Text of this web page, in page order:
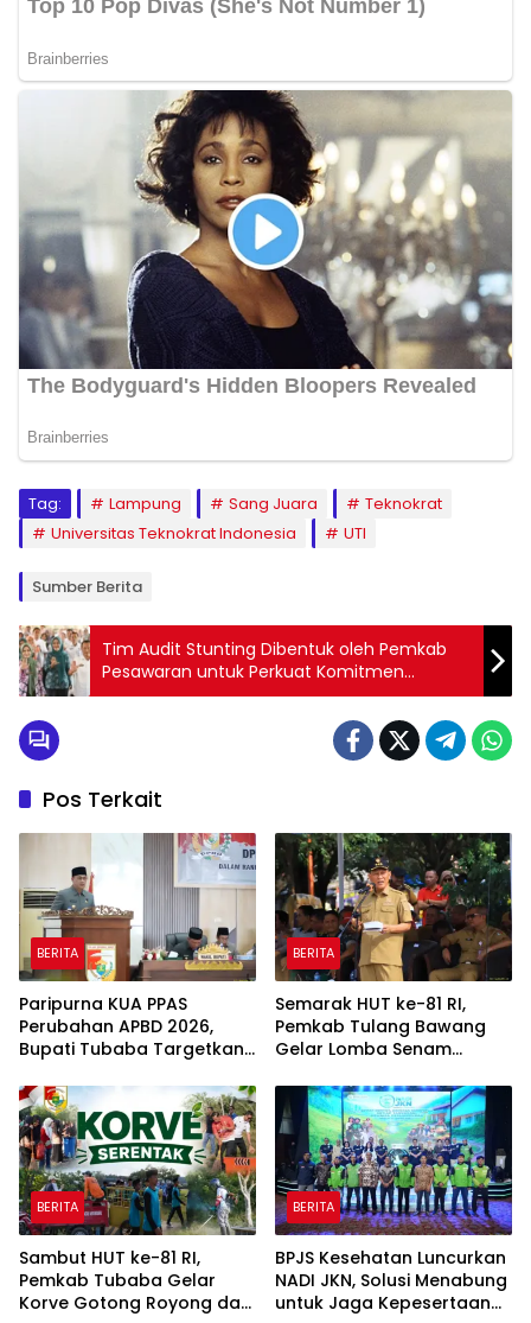
Tag: Lampung Sang Juara
Teknokrat
Universitas Teknokrat Indonesia
UTI
Sumber Berita
Tim Audit Stunting Dibentuk oleh Pemkab
Pesawaran untuk Perkuat Komitmen
Penanganan Stunting
Pos Terkait
BERITA
Paripurna KUA PPAS
Perubahan APBD 2026,
Bupati Tubaba Targetkan
Rp820,3 Miliar
BERITA
Semarak HUT ke-81 RI,
Pemkab Tulang Bawang
Gelar Lomba Senam
BERITA
Sambut HUT ke-81 RI,
Pemkab Tubaba Gelar
Korve Gotong Royong dan
BERITA
BPJS Kesehatan Luncurkan
NADI JKN, Solusi Menabung
untuk Jaga Kepesertaan